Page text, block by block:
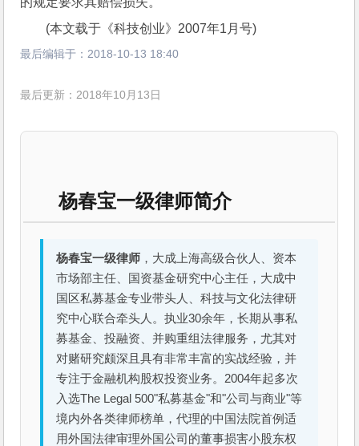
(本文载于《科技创业》2007年1月号)
最后编辑于： 2018-10-13 18:40
最后更新：2018年10月13日
杨春宝一级律师简介
杨春宝一级律师 ，大成上海高级合伙人、资本
市场部主任、国资基金研究中心主任，大成中
国区私募基金专业带头人、科技与文化法律研
究中心联合牵头人。执业30余年，长期从事私
募基金、投融资、并购重组法律服务，尤其对
对赌研究颇深且具有非常丰富的实战经验，并
专注于金融机构股权投资业务。2004年起多次
入选The Legal 500"私募基金"和"公司与商业"等
境内外各类律师榜单，代理的中国法院首例适
用外国法律审理外国公司的董事损害小股东权